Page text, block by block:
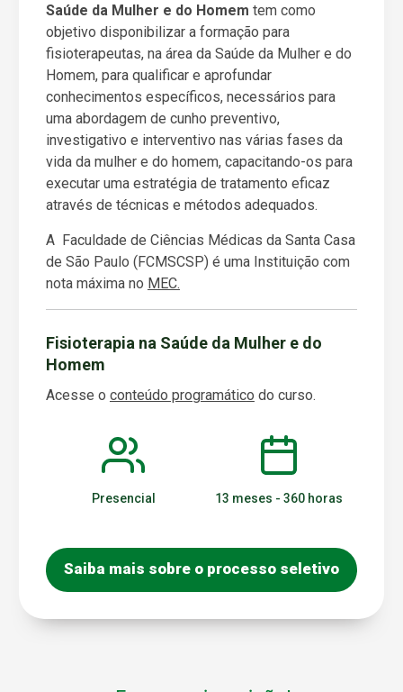
Saúde da Mulher e do Homem tem como
objetivo disponibilizar a formação para
fisioterapeutas, na área da Saúde da Mulher e do
Homem, para qualificar e aprofundar
conhecimentos específicos, necessários para
uma abordagem de cunho preventivo,
investigativo e interventivo nas várias fases da
vida da mulher e do homem, capacitando-os para
executar uma estratégia de tratamento eficaz
através de técnicas e métodos adequados.
A Faculdade de Ciências Médicas da Santa Casa
de São Paulo (FCMSCSP) é uma Instituição com
nota máxima no MEC.
Fisioterapia na Saúde da Mulher e do
Homem
Acesse o conteúdo programático do curso.
Presencial 13 meses - 360 horas
Saiba mais sobre o processo seletivo